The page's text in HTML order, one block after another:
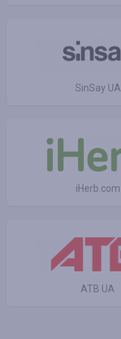
SinSay UA
iHerb.com
ATB UA